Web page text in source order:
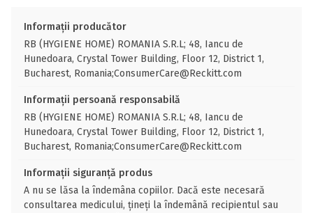
Informații producător
RB (HYGIENE HOME) ROMANIA S.R.L; 48, Iancu de
Hunedoara, Crystal Tower Building, Floor 12, District 1,
Bucharest, Romania;ConsumerCare@Reckitt.com
Informații persoană responsabilă
RB (HYGIENE HOME) ROMANIA S.R.L; 48, Iancu de
Hunedoara, Crystal Tower Building, Floor 12, District 1,
Bucharest, Romania;ConsumerCare@Reckitt.com
Informații siguranță produs
A nu se lăsa la îndemâna copiilor. Dacă este necesară
consultarea medicului, țineți la îndemână recipientul sau